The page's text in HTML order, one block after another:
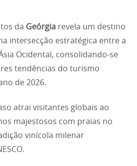
da Geórgia revela um destino
intersecção estratégica entre a
Ocidental, consolidando-se
tendências do turismo
de 2026.
atrai visitantes globais ao
majestosos com praias no
vinícola milenar